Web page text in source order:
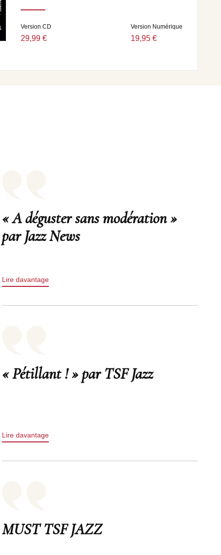
Version CD
29,99 €
Version Numérique
19,95 €
« A déguster sans modération »
par Jazz News
Lire davantage
« Pétillant ! » par TSF Jazz
Lire davantage
MUST TSF JAZZ